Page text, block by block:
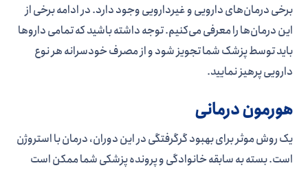
برخی درمان­‌های دارویی و غیردارویی وجود دارد. در ادامه برخی از
این درمان­‌ها را معرفی می‌­کنیم. توجه داشته باشید که تمامی داروها
باید توسط پزشک شما تجویز شود و از مصرف خودسرانه هر نوع
دارویی پرهیز نمایید.
هورمون درمانی
یک روش موثر برای بهبود گرگرفتگی در این دوران، درمان با استروژن
است. بسته به سابقه خانوادگی و پرونده پزشکی شما ممکن است